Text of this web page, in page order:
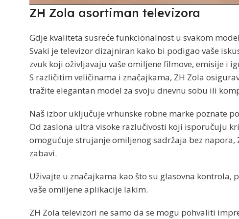
ZH Zola asortiman televizora
Gdje kvaliteta susreće funkcionalnost u svakom
Svaki je televizor dizajniran kako bi podigao vaše
zvuk koji oživljavaju vaše omiljene filmove, emisije i
S različitim veličinama i značajkama, ZH Zola
tražite elegantan model za svoju dnevnu sobu ili
Naš izbor uključuje vrhunske robne marke poznate
Od zaslona ultra visoke razlučivosti koji isporučuju
omogućuje strujanje omiljenog sadržaja bez
zabavi.
Uživajte u značajkama kao što su glasovna
vaše omiljene aplikacije lakim.
ZH Zola televizori ne samo da se mogu pohvaliti